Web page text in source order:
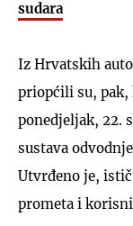
sudara
Iz Hrvatskih
priopćili su, pak,
ponedjeljak, 22.
sustava
Utvrđeno je,
prometa i